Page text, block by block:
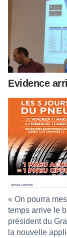
Evidence
« On pourra
temps arrive le
président du
la nouvelle